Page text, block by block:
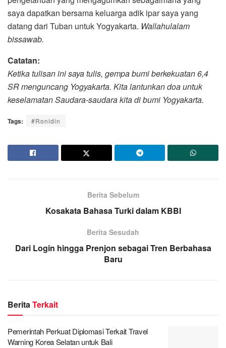
saya dapatkan bersama keluarga adik ipar saya yang
datang dari Tuban untuk Yogyakarta. Wallahulalam
bissawab.
Catatan:
Ketika tulisan ini saya tulis, gempa bumi berkekuatan 6,4
SR menguncang Yogyakarta. Kita lantunkan doa untuk
keselamatan Saudara-saudara kita di bumi Yogyakarta.
Tags: #Ronidin
Berita Sebelum
Kosakata Bahasa Turki dalam KBBI
Berita Sesudah
Dari Login hingga Prenjon sebagai Tren Berbahasa
Baru
BeritaTerkait
Pemerintah Perkuat Diplomasi Terkait Travel
Warning Korea Selatan untuk Bali